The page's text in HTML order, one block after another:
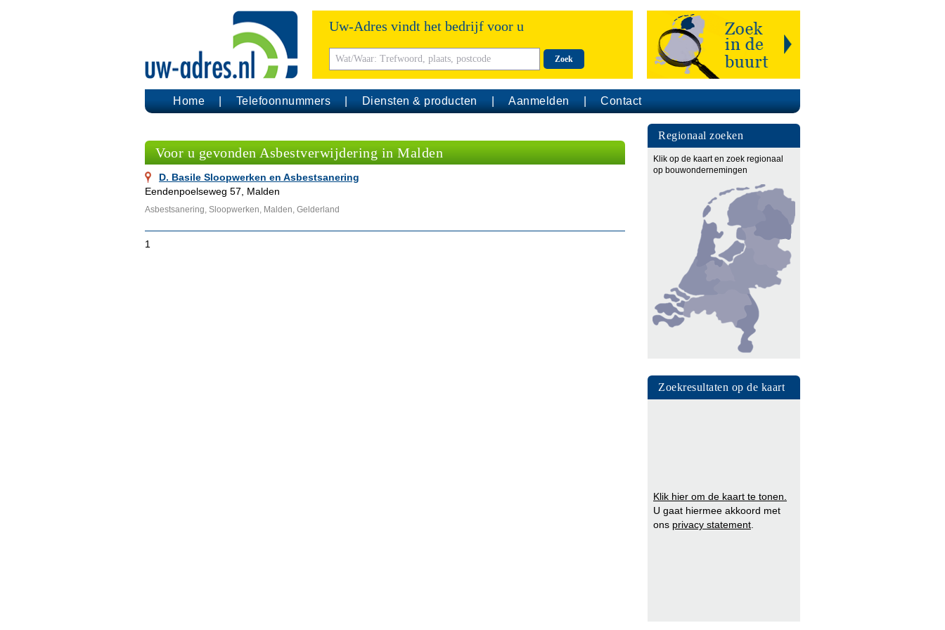
Uw-Adres vindt het bedrijf voor u
Zoek
Home Telefoonnummers Diensten & producten Aanmelden Contact
Voor u gevonden Asbestverwijdering in Malden
D. Basile Sloopwerken en Asbestsanering
Eendenpoelseweg 57, Malden
Asbestsanering, Sloopwerken, Malden, Gelderland
1
Regionaal zoeken
Klik op de kaart en zoek regionaal
op bouwondernemingen
Zoekresultaten op de kaart
Klik hier om de kaart te tonen.
U gaat hiermee akkoord met
ons privacy statement